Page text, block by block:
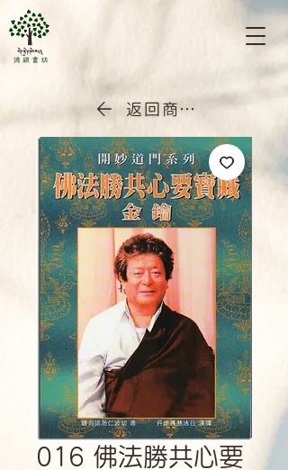
返回商店首頁
016 佛法勝共心要